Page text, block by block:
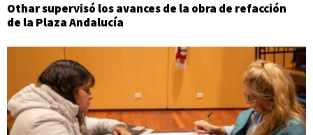
Othar supervisó los avances de la obra de refacción
de la Plaza Andalucía